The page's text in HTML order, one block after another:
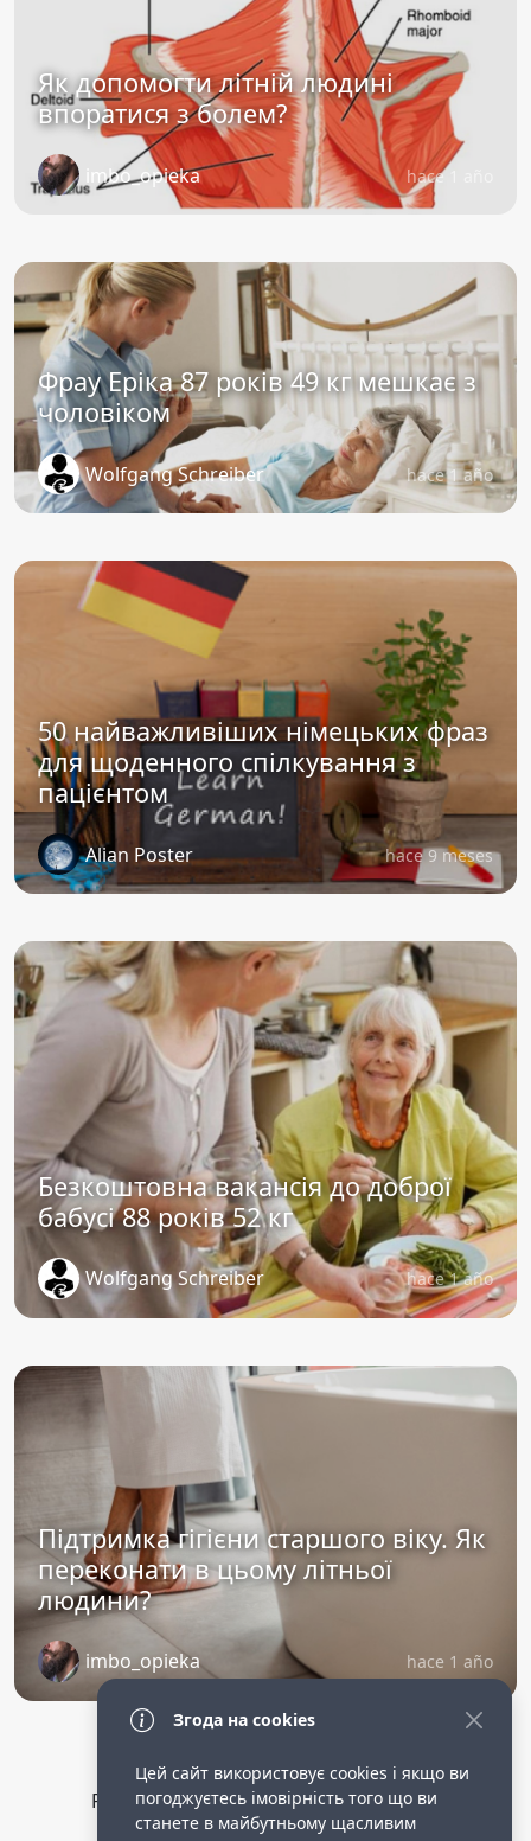
Як допомогти літній людині
впоратися з болем?
imbo_opieka hace 1 año
Фрау Еріка 87 років 49 кг мешкає з
чоловіком
Wolfgang Schreiber hace 1 año
50 найважливіших німецьких фраз
для щоденного спілкування з
пацієнтом
Alian Poster hace 9 meses
Безкоштовна вакансія до доброї
бабусі 88 років 52 кг
Wolfgang Schreiber hace 1 año
Підтримка гігієни старшого віку. Як
переконати в цьому літньої
людини?
imbo_opieka hace 1 año
Privacy Policy
public terms of service
Згода на cookies
Цей сайт використовує cookies і якщо ви
погоджуєтесь імовірність того що ви
станете в майбутньому щасливим